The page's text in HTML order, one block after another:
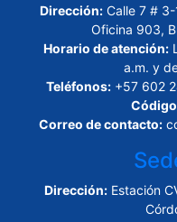
Dirección: Calle 7 #
Oficina 903,
Horario de atención:
a.m. y
Teléfonos: +57 602
Correo de contacto:
Dirección: Estación